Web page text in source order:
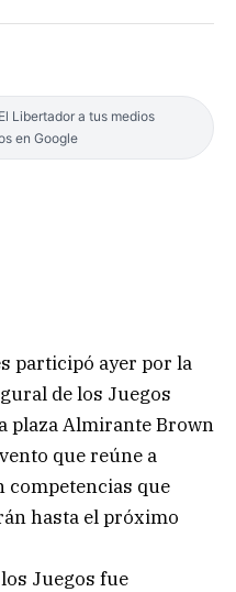
Libertador a tus medios
en Google
participó ayer por la
de los Juegos
plaza Almirante Brown
que reúne a
competencias que
hasta el próximo
Juegos fue